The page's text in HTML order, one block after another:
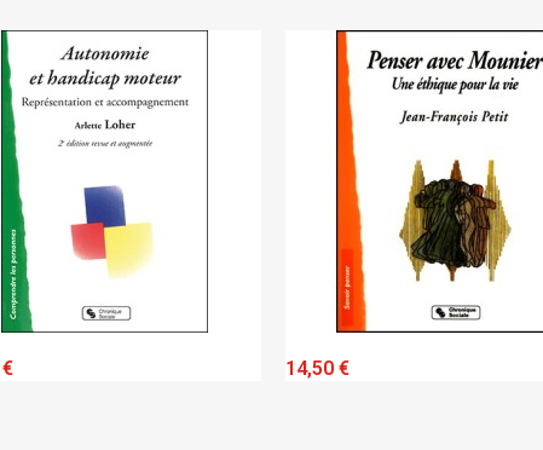
14,50 €